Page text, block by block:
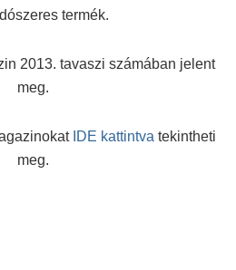
termék.
2013. tavaszi számában jelent
meg.
IDE kattintva tekintheti
meg.